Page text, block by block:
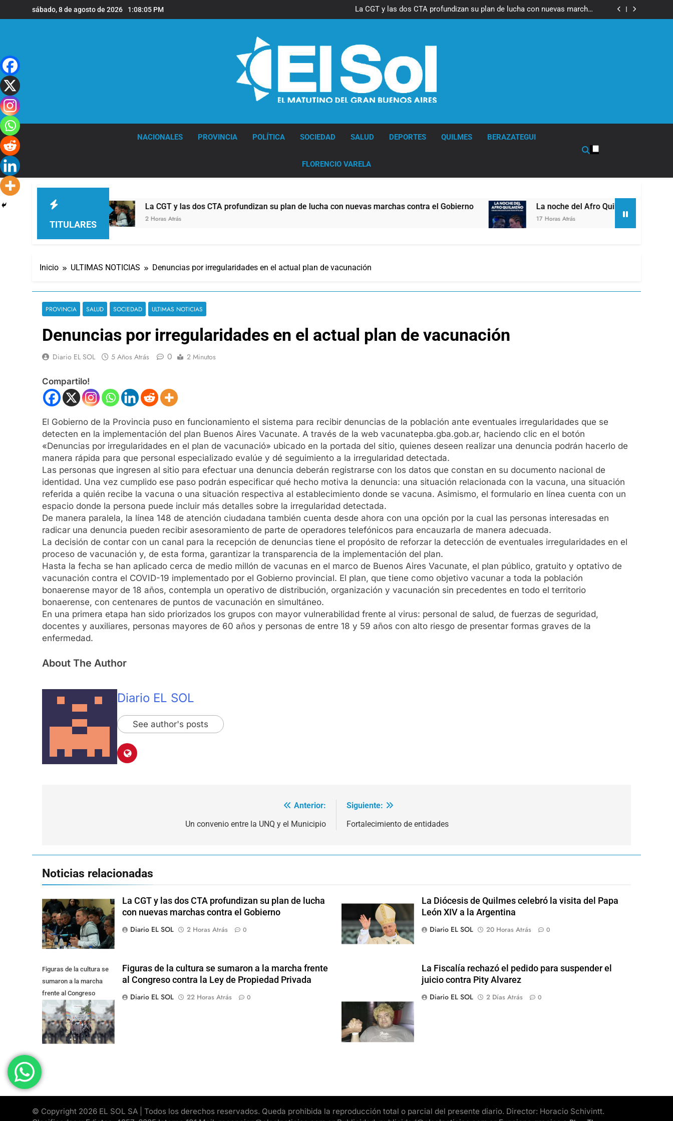
al
sábado, 8 de agosto de 2026 1:08:06 PM
La CGT y las dos CTA profundizan su plan de lucha con nuevas marchas
contra el Gobierno
Thiago Medina fue imputado formalmente por abuso sexual
NACIONALES PROVINCIA POLÍTICA SOCIEDAD SALUD DEPORTES QUILMES BERAZATEGUI
FLORENCIO VARELA
TITULARES
abuso sexual La CGT y las dos CTA profundizan su plan de lucha con nuevas marchas contra el Gobierno
2 Horas Atrás
La noche del Afro Quilmeño: boxeo de
17 Horas Atrás
Inicio ULTIMAS NOTICIAS Denuncias por irregularidades en el actual plan de vacunación
PROVINCIA SALUD SOCIEDAD ULTIMAS NOTICIAS
Denuncias por irregularidades en el actual plan de vacunación
Diario EL SOL 5 Años Atrás 0 2 Minutos
Compartilo!
El Gobierno de la Provincia puso en funcionamiento el sistema para recibir denuncias de la población ante eventuales irregularidades que se
detecten en la implementación del plan Buenos Aires Vacunate. A través de la web vacunatepba.gba.gob.ar, haciendo clic en el botón
«Denuncias por irregularidades en el plan de vacunació» ubicado en la portada del sitio, quienes deseen realizar una denuncia podrán hacerlo de
manera rápida para que personal especializado evalúe y dé seguimiento a la irregularidad detectada.
Las personas que ingresen al sitio para efectuar una denuncia deberán registrarse con los datos que constan en su documento nacional de
identidad. Una vez cumplido ese paso podrán especificar qué hecho motiva la denuncia: una situación relacionada con la vacuna, una situación
referida a quién recibe la vacuna o una situación respectiva al establecimiento donde se vacuna. Asimismo, el formulario en línea cuenta con un
espacio donde la persona puede incluir más detalles sobre la irregularidad detectada.
De manera paralela, la línea 148 de atención ciudadana también cuenta desde ahora con una opción por la cual las personas interesadas en
radicar una denuncia pueden recibir asesoramiento de parte de operadores telefónicos para encauzarla de manera adecuada.
La decisión de contar con un canal para la recepción de denuncias tiene el propósito de reforzar la detección de eventuales irregularidades en el
proceso de vacunación y, de esta forma, garantizar la transparencia de la implementación del plan.
Hasta la fecha se han aplicado cerca de medio millón de vacunas en el marco de Buenos Aires Vacunate, el plan público, gratuito y optativo de
vacunación contra el COVID-19 implementado por el Gobierno provincial. El plan, que tiene como objetivo vacunar a toda la población
bonaerense mayor de 18 años, contempla un operativo de distribución, organización y vacunación sin precedentes en todo el territorio
bonaerense, con centenares de puntos de vacunación en simultáneo.
En una primera etapa han sido priorizados los grupos con mayor vulnerabilidad frente al virus: personal de salud, de fuerzas de seguridad,
docentes y auxiliares, personas mayores de 60 años y personas de entre 18 y 59 años con alto riesgo de presentar formas graves de la
enfermedad.
About The Author
Diario EL SOL
See author's posts
Anterior:
Un convenio entre la UNQ y el Municipio
Siguiente:
Fortalecimiento de entidades
Noticias relacionadas
La CGT y las dos CTA profundizan su plan de lucha
con nuevas marchas contra el Gobierno
Diario EL SOL
2 Horas Atrás 0
La Diócesis de Quilmes celebró la visita del Papa
León XIV a la Argentina
Diario EL SOL
20 Horas Atrás 0
Figuras de la cultura se
sumaron a la marcha
frente al Congreso
contra la Ley de
Propiedad Privada
Figuras de la cultura se sumaron a la marcha frente
al Congreso contra la Ley de Propiedad Privada
Diario EL SOL
22 Horas Atrás 0
La Fiscalía rechazó el pedido para suspender el
juicio contra Pity Alvarez
Diario EL SOL
2 Días Atrás 0
© Copyright 2026 EL SOL SA | Todos los derechos reservados. Queda prohibida la reproducción total o parcial del presente diario. Director: Horacio Schivintt.